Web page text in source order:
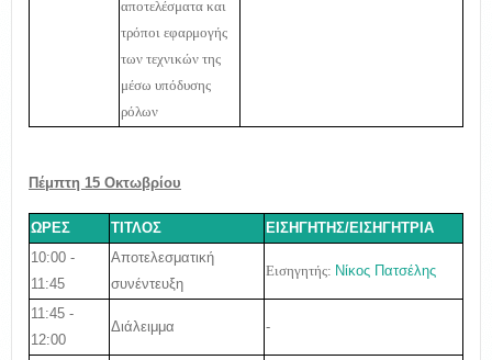
αποτελέσματα και
τρόποι εφαρμογής
των τεχνικών της
μέσω υπόδυσης
ρόλων
Πέμπτη 15 Οκτωβρίου
ΩΡΕΣ ΤΙΤΛΟΣ
ΕΙΣΗΓΗΤΗΣ/ΕΙΣΗΓΗΤΡΙΑ
10:00 -
11:45
Αποτελεσματική
συνέντευξη
Εισηγητής: Νίκος Πατσέλης
11:45 -
12:00
Διάλειμμα -